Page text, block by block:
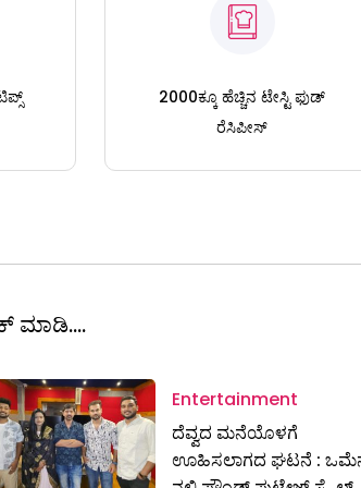
2000ಕ್ಕೂ ಹೆಚ್ಚಿನ ಟೇಸ್ಟಿ ಫುಡ್
ರೆಸಿಪೀಸ್
ಮಾಡಿ....
Entertainment
ದೆವ್ವದ ಮನೆಯೊಳಗೆ
ಊಹಿಸಲಾಗದ ಘಟನೆ :